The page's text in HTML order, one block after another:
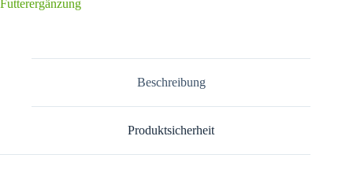
tFutterergänzung
Beschreibung
Produktsicherheit